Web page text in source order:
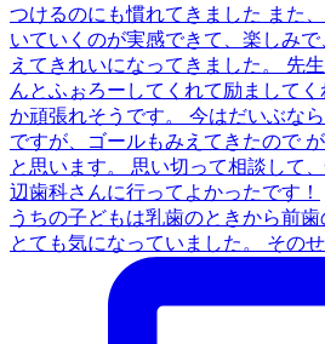
うちの子どもは乳歯のときから前歯
とても気になっていました。 その